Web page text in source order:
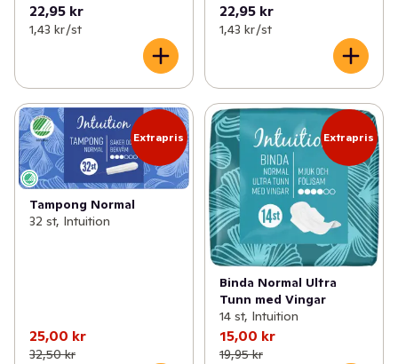
22,95 kr
1,43 kr /st
22,95 kr
1,43 kr /st
Extrapris
Tampong Normal
32 st, Intuition
25,00 kr
32,50 kr
Extrapris
Binda Normal Ultra
Tunn med Vingar
14 st, Intuition
15,00 kr
19,95 kr